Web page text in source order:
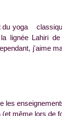
yoga
Lahiri
j'aime
même lors de